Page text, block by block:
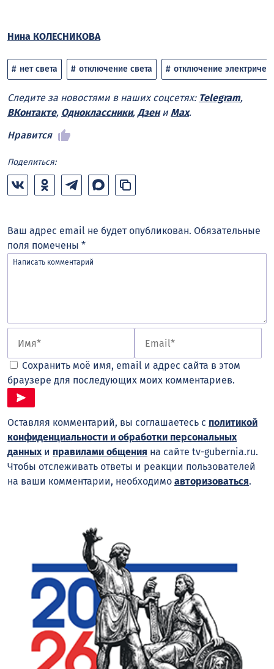
Нина КОЛЕСНИКОВА
нет света отключение света отключение
Следите за новостями в наших соцсетях: Telegram,
ВКонтакте, Одноклассники, Дзени Max.
Нравится
Поделиться:
Ваш адрес email не будет опубликован. Обязательные
поля помечены *
Сохранить моё имя, email и адрес сайта в этом
браузере для последующих моих комментариев.
Оставляя комментарий, вы соглашаетесь с политикой
конфиденциальности и обработки персональных
данныхи правилами общения на сайте tv-gubernia.ru.
Чтобы отслеживать ответы и реакции пользователей
на ваши комментарии, необходимо авторизоваться.